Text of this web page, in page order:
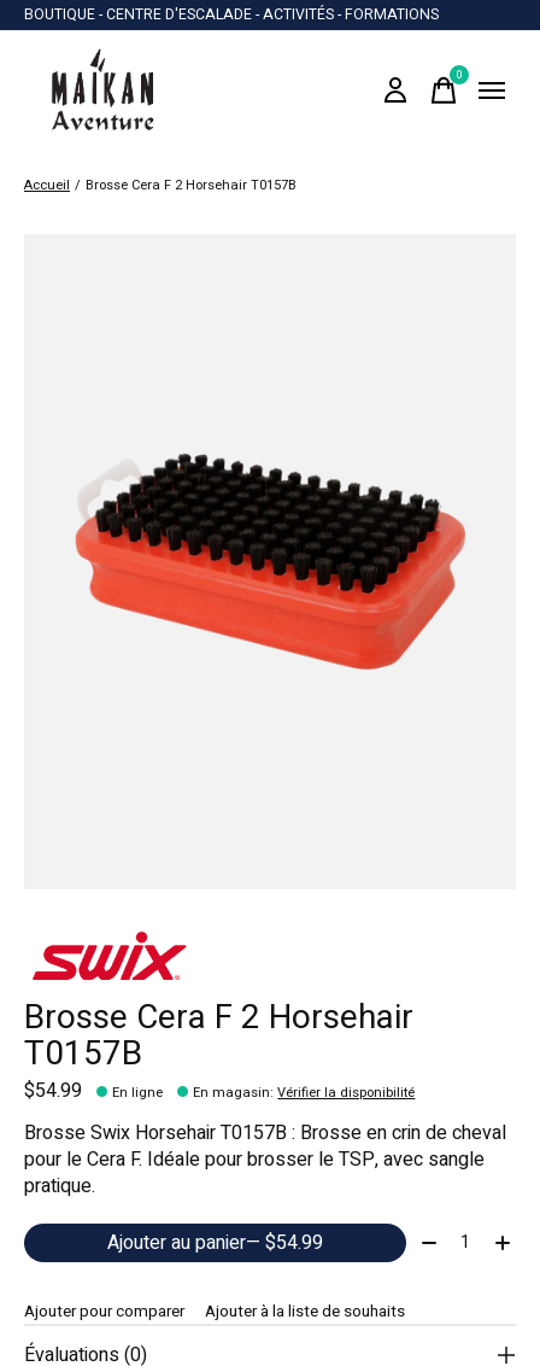
BOUTIQUE - CENTRE D'ESCALADE - ACTIVITÉS - FORMATIONS
0items
Accueil / Brosse Cera F 2 Horsehair T0157B
Brosse Cera F 2 Horsehair
T0157B
$54.99 En ligne En magasin:Vérifier la disponibilité
Brosse Swix Horsehair T0157B : Brosse en crin de cheval
pour le Cera F. Idéale pour brosser le TSP, avec sangle
pratique.
Ajouter au panier
— $54.99 Quantité:
Ajouter pour comparer Ajouter à la liste de souhaits
Évaluations (0)